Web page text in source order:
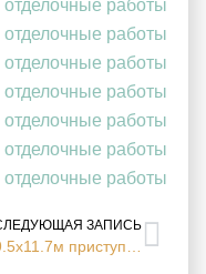
ЗАПИСЬ